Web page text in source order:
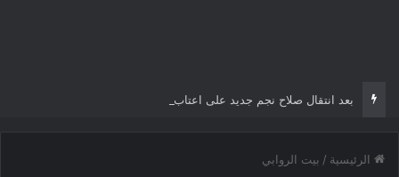
بعد انتقال صلاح نجم جديد على اعتاب الدوري التركي
الرئيسية / بيت الروابي